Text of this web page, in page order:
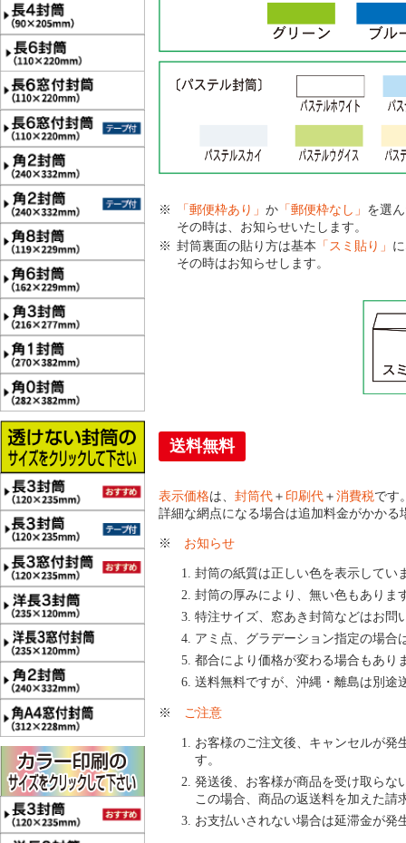
「郵便枠あり」 か 「郵便枠なし」 を選
その時は、お知らせいたします。
封筒裏面の貼り方は基本 「スミ貼り」
その時はお知らせします。
送料無料
表示価格は、 封筒代 ＋ 印刷代 ＋ 消費税です
詳細な網点になる場合は追加料金がかかる
※ お知らせ
封筒の紙質は正しい色を表示してい
封筒の厚みにより、無い色もありま
特注サイズ、窓あき封筒などはお問
アミ点、グラデーション指定の場合
都合により価格が変わる場合もあり
送料無料ですが、沖縄・離島は別途
※ ご注意
お客様のご注文後、キャンセルが発
す。
発送後、お客様が商品を受け取らな
この場合、商品の返送料を加えた請
お支払いされない場合は延滞金が発